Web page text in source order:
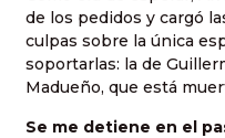
de los pedidos y cargó
culpas sobre la única
soportarlas: la de
Madueño, que está
Se me detiene en el